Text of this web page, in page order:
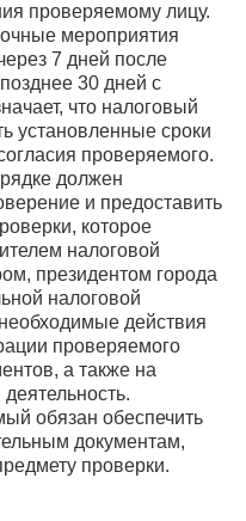
проверяемому лицу.
мероприятия
7 дней после
30 дней с
что налоговый
установленные сроки
проверяемого.
должен
и предоставить
которое
налоговой
президентом города
налоговой
действия
проверяемого
а также на
обязан обеспечить
документам,
проверки.